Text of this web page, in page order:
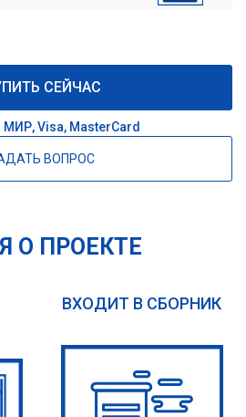
СЕЙЧАС
Visa, MasterCard
ВОПРОС
О ПРОЕКТЕ
ВХОДИТ В СБОРНИК